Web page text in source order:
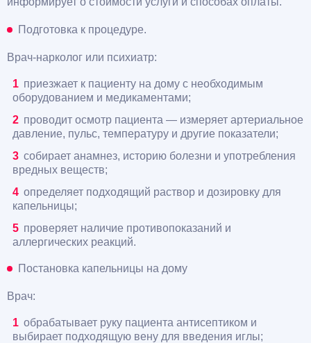
Подготовка к процедуре.
Врач-нарколог или психиатр:
приезжает к пациенту на дому с необходимым
оборудованием и медикаментами;
проводит осмотр пациента — измеряет артериальное
давление, пульс, температуру и другие показатели;
собирает анамнез, историю болезни и употребления
вредных веществ;
определяет подходящий раствор и дозировку для
капельницы;
проверяет наличие противопоказаний и
аллергических реакций.
Постановка капельницы на дому
Врач:
обрабатывает руку пациента антисептиком и
выбирает подходящую вену для введения иглы;